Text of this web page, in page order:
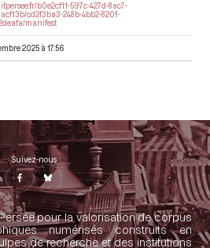
b0e2cf11-597c-427d-8ac7-
cd2f3ba3-248b-4bb2-820f-
manifest
2025 à 17:56
Suivez-nous
pour la valorisation de corpus
numérisés construits en
de recherche et des institutions